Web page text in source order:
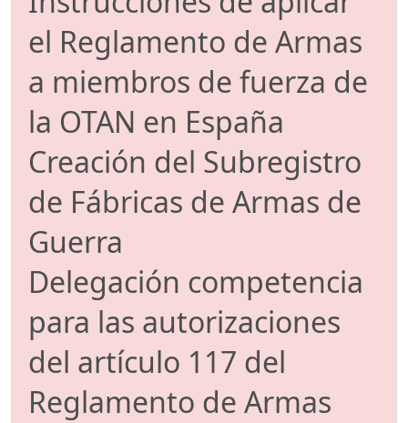
el Reglamento de Armas
a miembros de fuerza de
la OTAN en España
Creación del Subregistro
de Fábricas de Armas de
Guerra
Delegación competencia
para las autorizaciones
del artículo 117 del
Reglamento de Armas